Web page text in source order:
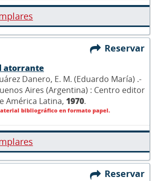
Reservar
atorrante
Danero, E. M. (Eduardo María) .-
Aires (Argentina) : Centro editor
América Latina, 1970.
bibliográfico en formato papel.
Reservar